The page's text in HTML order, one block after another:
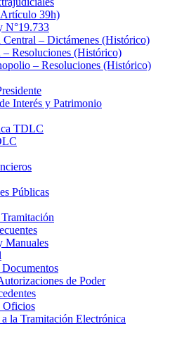
39h)
N°19.733
Central – Dictámenes (Histórico)
– Resoluciones (Histórico)
– Resoluciones (Histórico)
Interés y Patrimonio
TDLC
Públicas
Manuales
de Poder
Oficios
la Tramitación Electrónica